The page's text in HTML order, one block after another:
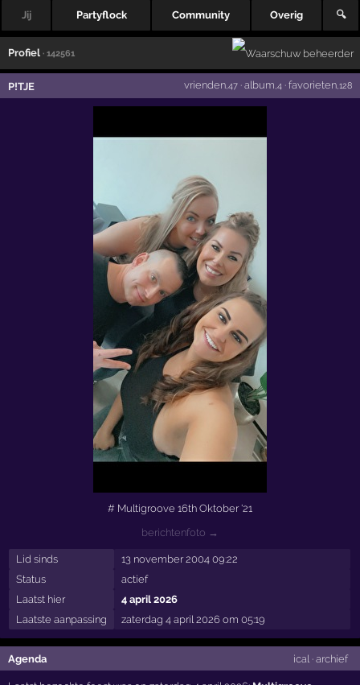
Jij Partyflock Community Overig 🔍
Profiel · 142561
P!TJE vrienden,47· album ,4· favorieten,128
# Multigroove 16th Oktober '21
berichtenfoto →
Lid sinds
13 november 2004 09:22
Status
actief
Laatst hier
4 april 2026
Laatste aanpassing
zaterdag 4 april 2026 om 05:19
Agenda ical · archief